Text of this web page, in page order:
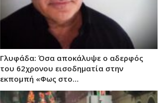
Γλυφάδα: Όσα αποκάλυψε ο αδερφός
του 62χρονου εισοδηματία στην
εκπομπή «Φως στο…